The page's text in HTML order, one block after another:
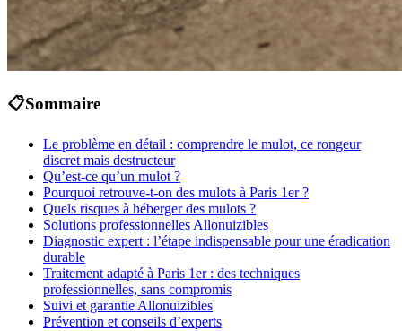
📋Sommaire
Le problème en détail : comprendre le mulot, ce rongeur
discret mais destructeur
Qu’est-ce qu’un mulot ?
Pourquoi retrouve-t-on des mulots à Paris 1er ?
Quels risques à héberger des mulots ?
Solutions professionnelles Allonuizibles
Diagnostic expert : l’étape indispensable pour une éradication
durable
Traitement adapté à Paris 1er : des techniques
professionnelles, sans compromis
Suivi et garantie Allonuizibles
Prévention et conseils d’experts